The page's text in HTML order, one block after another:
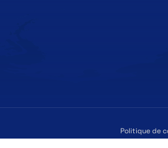
Politique de